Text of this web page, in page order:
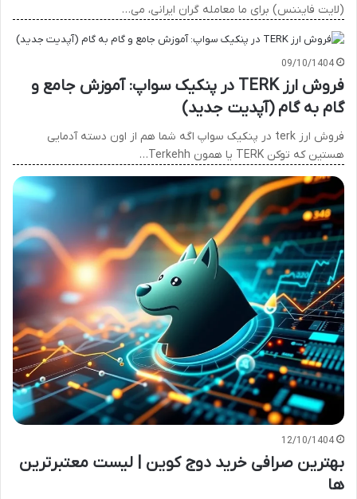
(لایت فایننس) برای ما معامله گران ایرانی، می…
09/10/1404
فروش ارز TERK در پنکیک سواپ: آموزش جامع و
گام به گام (آپدیت جدید)
فروش ارز terk در پنکیک سواپ اگه شما هم از اون دسته آدمایی
هستین که توکن TERK یا همون Terkehh…
12/10/1404
بهترین صرافی خرید دوج کوین | لیست معتبرترین
ها